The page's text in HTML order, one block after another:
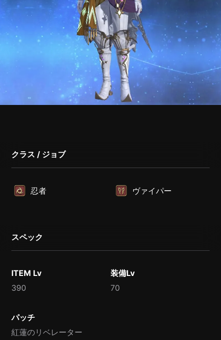
クラス / ジョブ
忍者 ヴァイパー
スペック
ITEM Lv
390
装備Lv
70
パッチ
紅蓮のリベレーター